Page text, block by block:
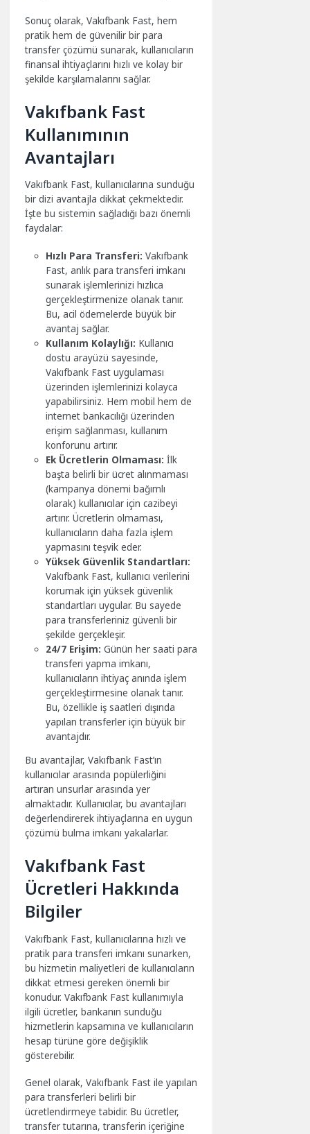
Sonuç olarak, Vakıfbank Fast, hem
pratik hem de güvenilir bir para
transfer çözümü sunarak, kullanıcıların
finansal ihtiyaçlarını hızlı ve kolay bir
şekilde karşılamalarını sağlar.
Vakıfbank Fast
Kullanımının
Avantajları
Vakıfbank Fast, kullanıcılarına sunduğu
bir dizi avantajla dikkat çekmektedir.
İşte bu sistemin sağladığı bazı önemli
faydalar:
Hızlı Para Transferi: Vakıfbank
Fast, anlık para transferi imkanı
sunarak işlemlerinizi hızlıca
gerçekleştirmenize olanak tanır.
Bu, acil ödemelerde büyük bir
avantaj sağlar.
Kullanım Kolaylığı: Kullanıcı
dostu arayüzü sayesinde,
Vakıfbank Fast uygulaması
üzerinden işlemlerinizi kolayca
yapabilirsiniz. Hem mobil hem de
internet bankacılığı üzerinden
erişim sağlanması, kullanım
konforunu artırır.
Ek Ücretlerin Olmaması: İlk
başta belirli bir ücret alınmaması
(kampanya dönemi bağımlı
olarak) kullanıcılar için cazibeyi
artırır. Ücretlerin olmaması,
kullanıcıların daha fazla işlem
yapmasını teşvik eder.
Yüksek Güvenlik Standartları:
Vakıfbank Fast, kullanıcı verilerini
korumak için yüksek güvenlik
standartları uygular. Bu sayede
para transferleriniz güvenli bir
şekilde gerçekleşir.
24/7 Erişim: Günün her saati para
transferi yapma imkanı,
kullanıcıların ihtiyaç anında işlem
gerçekleştirmesine olanak tanır.
Bu, özellikle iş saatleri dışında
yapılan transferler için büyük bir
avantajdır.
Bu avantajlar, Vakıfbank Fast’ın
kullanıcılar arasında popülerliğini
artıran unsurlar arasında yer
almaktadır. Kullanıcılar, bu avantajları
değerlendirerek ihtiyaçlarına en uygun
çözümü bulma imkanı yakalarlar.
Vakıfbank Fast
Ücretleri Hakkında
Bilgiler
Vakıfbank Fast, kullanıcılarına hızlı ve
pratik para transferi imkanı sunarken,
bu hizmetin maliyetleri de kullanıcıların
dikkat etmesi gereken önemli bir
konudur. Vakıfbank Fast kullanımıyla
ilgili ücretler, bankanın sunduğu
hizmetlerin kapsamına ve kullanıcıların
hesap türüne göre değişiklik
gösterebilir.
Genel olarak, Vakıfbank Fast ile yapılan
para transferleri belirli bir
ücretlendirmeye tabidir. Bu ücretler,
transfer tutarına, transferin içeriğine